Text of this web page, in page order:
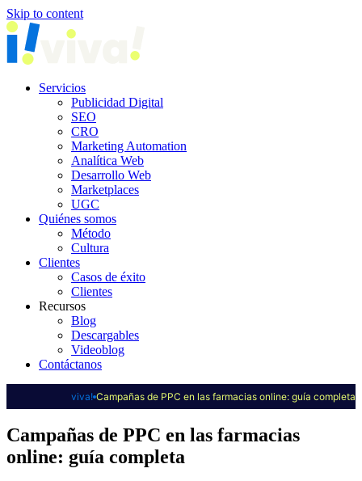
Skip to content
Servicios
Publicidad Digital
SEO
CRO
Marketing Automation
Analítica Web
Desarrollo Web
Marketplaces
UGC
Quiénes somos
Método
Cultura
Clientes
Casos de éxito
Clientes
Recursos
Blog
Descargables
Videoblog
Contáctanos
viva! Campañas de PPC en las farmacias online: guía completa
Campañas de PPC en las farmacias
online: guía completa